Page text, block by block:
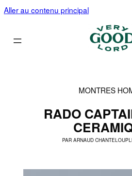
Aller au contenu principal
MONTRES
RADO
PARARNAUD CHANTELOUP